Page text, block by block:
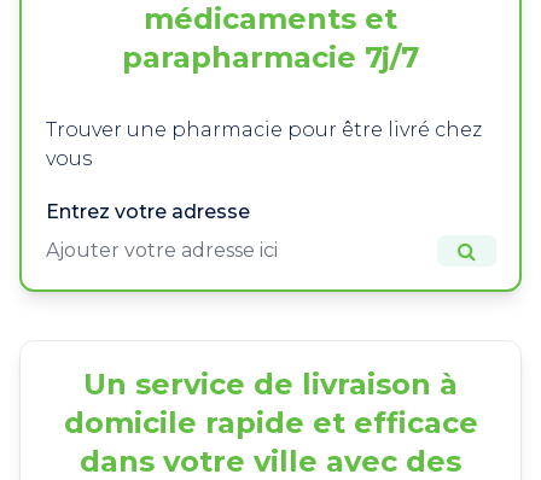
médicaments et
parapharmacie 7j/7
Trouver une pharmacie pour être livré chez
vous
Entrez votre adresse
Un service de livraison à
domicile rapide et efficace
dans votre ville avec des